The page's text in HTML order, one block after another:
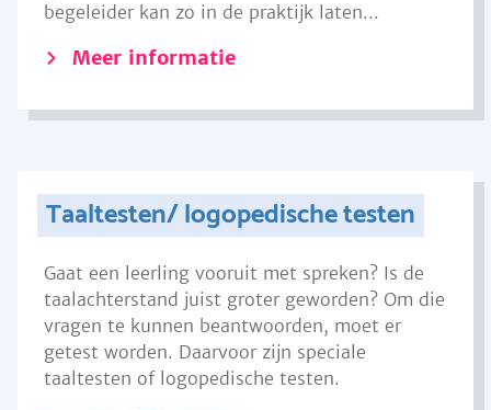
begeleider kan zo in de praktijk laten...
Meer informatie
Taaltesten/ logopedische testen
Gaat een leerling vooruit met spreken? Is de
taalachterstand juist groter geworden? Om die
vragen te kunnen beantwoorden, moet er
getest worden. Daarvoor zijn speciale
taaltesten of logopedische testen.